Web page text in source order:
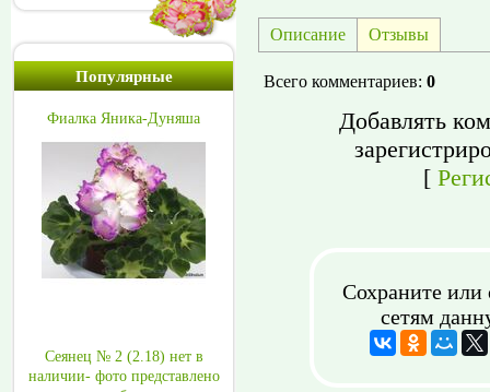
Популярные
Фиалка Яника-Дуняша
Сеянец № 2 (2.18) нет в
наличии- фото представлено
Описание Отзывы
Всего комментариев: 0
Добавлять
[
Сохраните или
сетям